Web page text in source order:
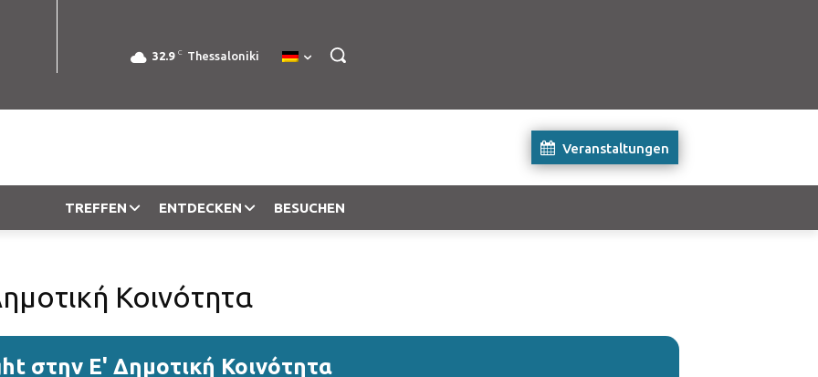
32.9 C Thessaloniki
Veranstaltungen
TREFFEN ENTDECKEN BESUCHEN
Κοινότητα
στην Ε' Δημοτική Κοινότητα